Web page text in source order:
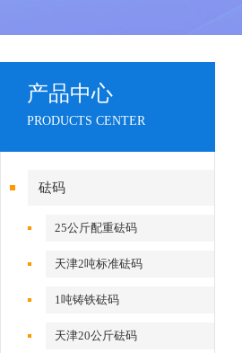
产品中心
PRODUCTS CENTER
砝码
25公斤配重砝码
天津2吨标准砝码
1吨铸铁砝码
天津20公斤砝码